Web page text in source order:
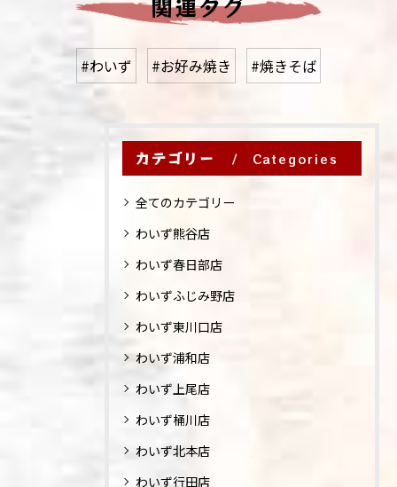
#わいず #お好み焼き #焼きそば
カテゴリー Categories
全てのカテゴリー
わいず熊谷店
わいず春日部店
わいずふじみ野店
わいず東川口店
わいず浦和店
わいず上尾店
わいず桶川店
わいず北本店
わいず行田店